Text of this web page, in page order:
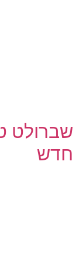
שברולט
חדש